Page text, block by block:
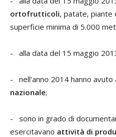
ortofrutticoli, patate, piante
superficie minima di 5.000
- alla data del 15 maggio
- nell’anno 2014 hanno
nazionale;
- sono in grado di
esercitavano attività di